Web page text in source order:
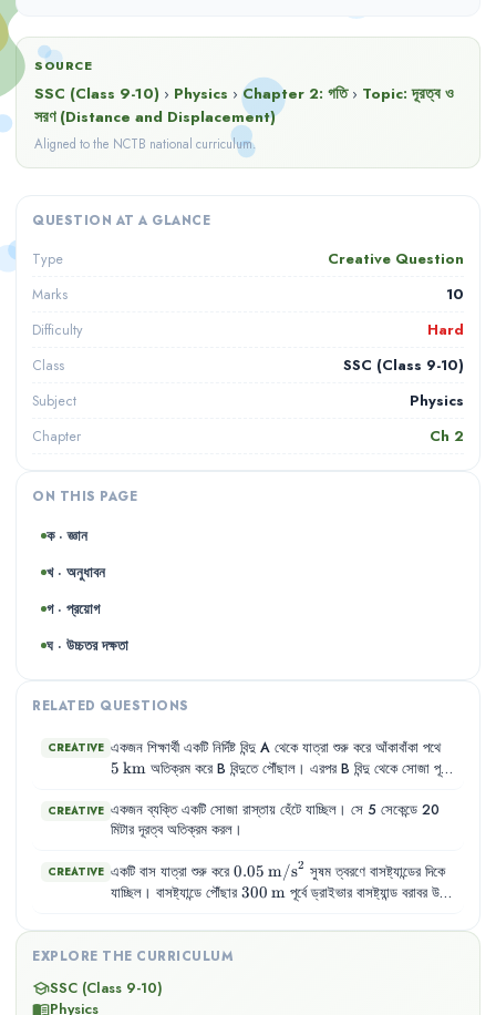
SOURCE
SSC (Class 9-10) › Physics ›Chapter 2: গতি › Topic:দূরত্ব ও
সরণ (Distance and Displacement)
Aligned to the NCTB national curriculum.
QUESTION AT A GLANCE
Type Creative Question
Marks 10
Difficulty Hard
Class SSC (Class 9-10)
Subject Physics
Chapter Ch 2
ON THIS PAGE
ক · জ্ঞান
খ · অনুধাবন
গ · প্রয়োগ
ঘ · উচ্চতর দক্ষতা
RELATED QUESTIONS
CREATIVE একজন শিক্ষার্থী একটি নির্দিষ্ট বিন্দু A থেকে যাত্রা শুরু করে আঁকাবাঁকা পথে
5 km অতিক্রম করে B বিন্দুতে পৌঁছাল। এরপর B বিন্দু থেকে সোজা পূর্ব
থেকে Cবিন্দুর সরণ হলো 4\,\text{km}
4 km পূর্ব দিকে ।
CREATIVE একজন ব্যক্তি একটি সোজা রাস্তায় হেঁটে যাচ্ছিল । সে 5 সেকেন্ডে 20
মিটার দূরত্ব অতিক্রম করল ।
CREATIVE একটি বাস যাত্রা শুরু করে 0.05\,\text{m/s}^{2}
0.05 m/s2 সুষম ত্বরণে বাসষ্ট্যান্ডের দিকে
যাচ্ছিল । বাসষ্ট্যান্ডে পৌঁছার 300\,\text{m}
300 m পূর্বে ড্রাইভার বাসষ্ট্যান্ড বরাবর উক্ত
সময় লাগল। যাত্রা শুরুর স্থান থেকে বাসষ্ট্যান্ডের দুরত্ব 4.3\,\text{km}
4.3km।
EXPLORE THE CURRICULUM
schoolSSC (Class 9-10)
menu_bookPhysics